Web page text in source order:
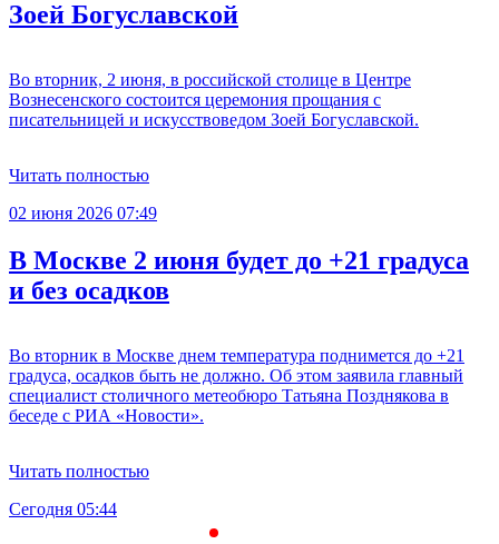
Зоей Богуславской
Во вторник, 2 июня, в российской столице в Центре
Вознесенского состоится церемония прощания с
писательницей и искусствоведом Зоей Богуславской.
Читать полностью
02 июня 2026 07:49
В Москве 2 июня будет до +21 градуса
и без осадков
Во вторник в Москве днем температура поднимется до +21
градуса, осадков быть не должно. Об этом заявила главный
специалист столичного метеобюро Татьяна Позднякова в
беседе с РИА «Новости».
Читать полностью
Сегодня 05:44